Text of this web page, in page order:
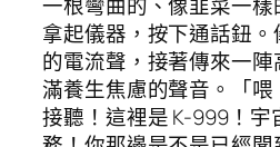
一根彎曲的、像韭菜一
拿起儀器，按下通話鈕。
的電流聲，接著傳來一
滿養生焦慮的聲音。「
接聽！這裡是 K-999！宇